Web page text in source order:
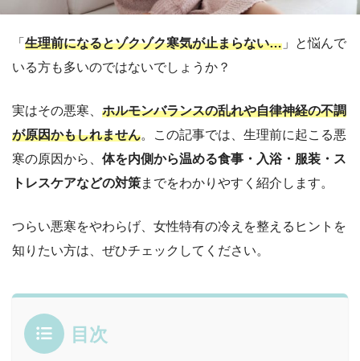
「 生理前になるとゾクゾク寒気が止まらない… 」と悩んで
いる方も多いのではないでしょうか？
実はその悪寒、 ホルモンバランスの乱れや自律神経の不調
が原因かもしれません。この記事では、生理前に起こる悪
寒の原因から、 体を内側から温める食事・入浴・服装・ス
トレスケアなどの対策までをわかりやすく紹介します。
つらい悪寒をやわらげ、女性特有の冷えを整えるヒントを
知りたい方は、ぜひチェックしてください。
目次